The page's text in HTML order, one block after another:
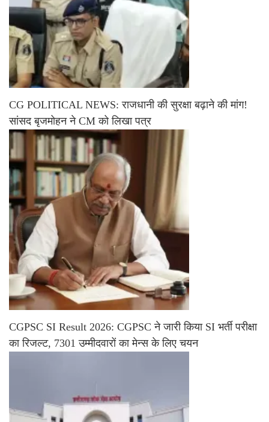
CG POLITICAL NEWS: राजधानी की सुरक्षा बढ़ाने की मांग!
सांसद बृजमोहन ने CM को लिखा पत्र
CGPSC SI Result 2026: CGPSC ने जारी किया SI भर्ती परीक्षा
का रिजल्ट, 7301 उम्मीदवारों का मेन्स के लिए चयन